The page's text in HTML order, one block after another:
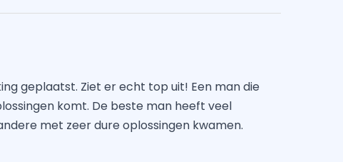
geplaatst. Ziet er echt top uit! Een man die
komt. De beste man heeft veel
met zeer dure oplossingen kwamen.